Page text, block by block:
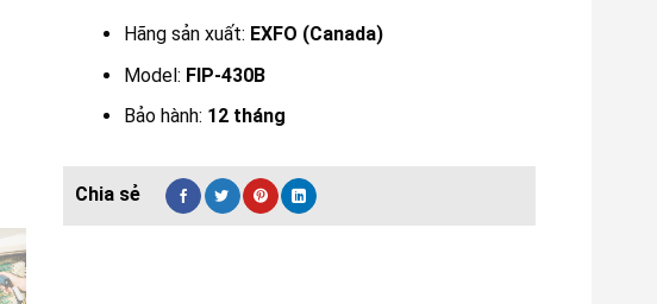
Hãng sản xuất: EXFO (Canada)
Model: FIP-430B
Bảo hành: 12 tháng